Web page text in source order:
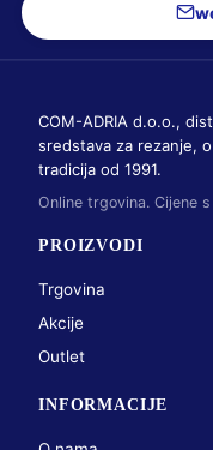
COM-ADRIA d.o.o.,
sredstava za rezanje,
tradicija od 1991.
Online trgovina. Cijene s
PROIZVODI
Trgovina
Akcije
Outlet
INFORMACIJE